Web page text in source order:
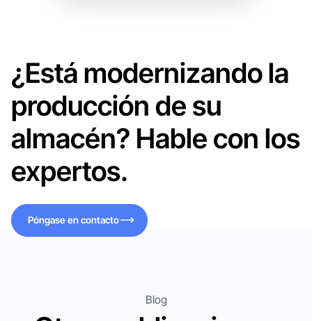
¿Está modernizando la
producción de su
almacén? Hable con los
expertos.
Póngase en contacto
Blog